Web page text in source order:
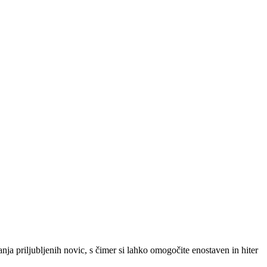
priljubljenih novic, s čimer si lahko omogočite enostaven in hiter